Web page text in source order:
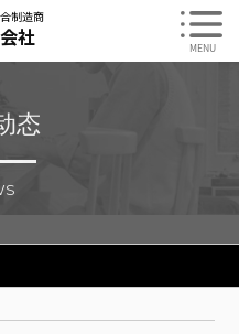
制造商
社
态